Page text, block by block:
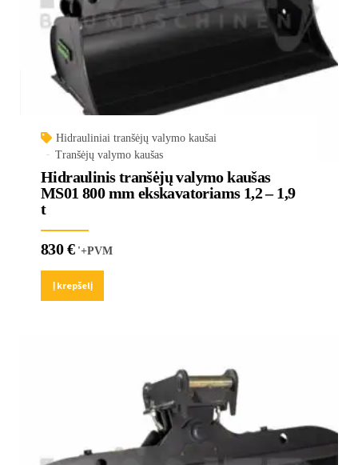
Hidrauliniai tranšėjų valymo kaušai
Tranšėjų valymo kaušas
Hidraulinis tranšėjų valymo kaušas
MS01 800 mm ekskavatoriams 1,2 – 1,9
t
830€'+PVM
Į krepšelį